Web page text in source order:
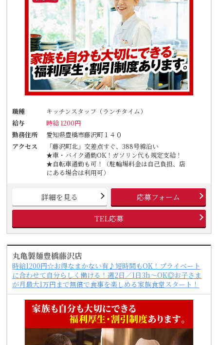
職種
キッチンスタッフ（ランチタイム）
給与
時給 1200円
勤務住所
愛知県豊橋市藤沢町１４０
アクセス
「藤沢町北」交差点すぐ、388号線沿い
★車・バイク通勤OK！ガソリン代も規定支給！
★自転車通勤も可！（駐輪場料金は自己負担、店
にある場合は利用可）
詳細を見る 応募フォーム
TEL応募
丸亀製麺豊橋藤沢店
時給1200円☆お得なまかない有♪短時間もOK！プライベート
に合わせて自分らしく働ける！週2日／1日3h～OK◎お子さま
が月最大1万円まで無償で食事を楽しめる家族食堂スタート！